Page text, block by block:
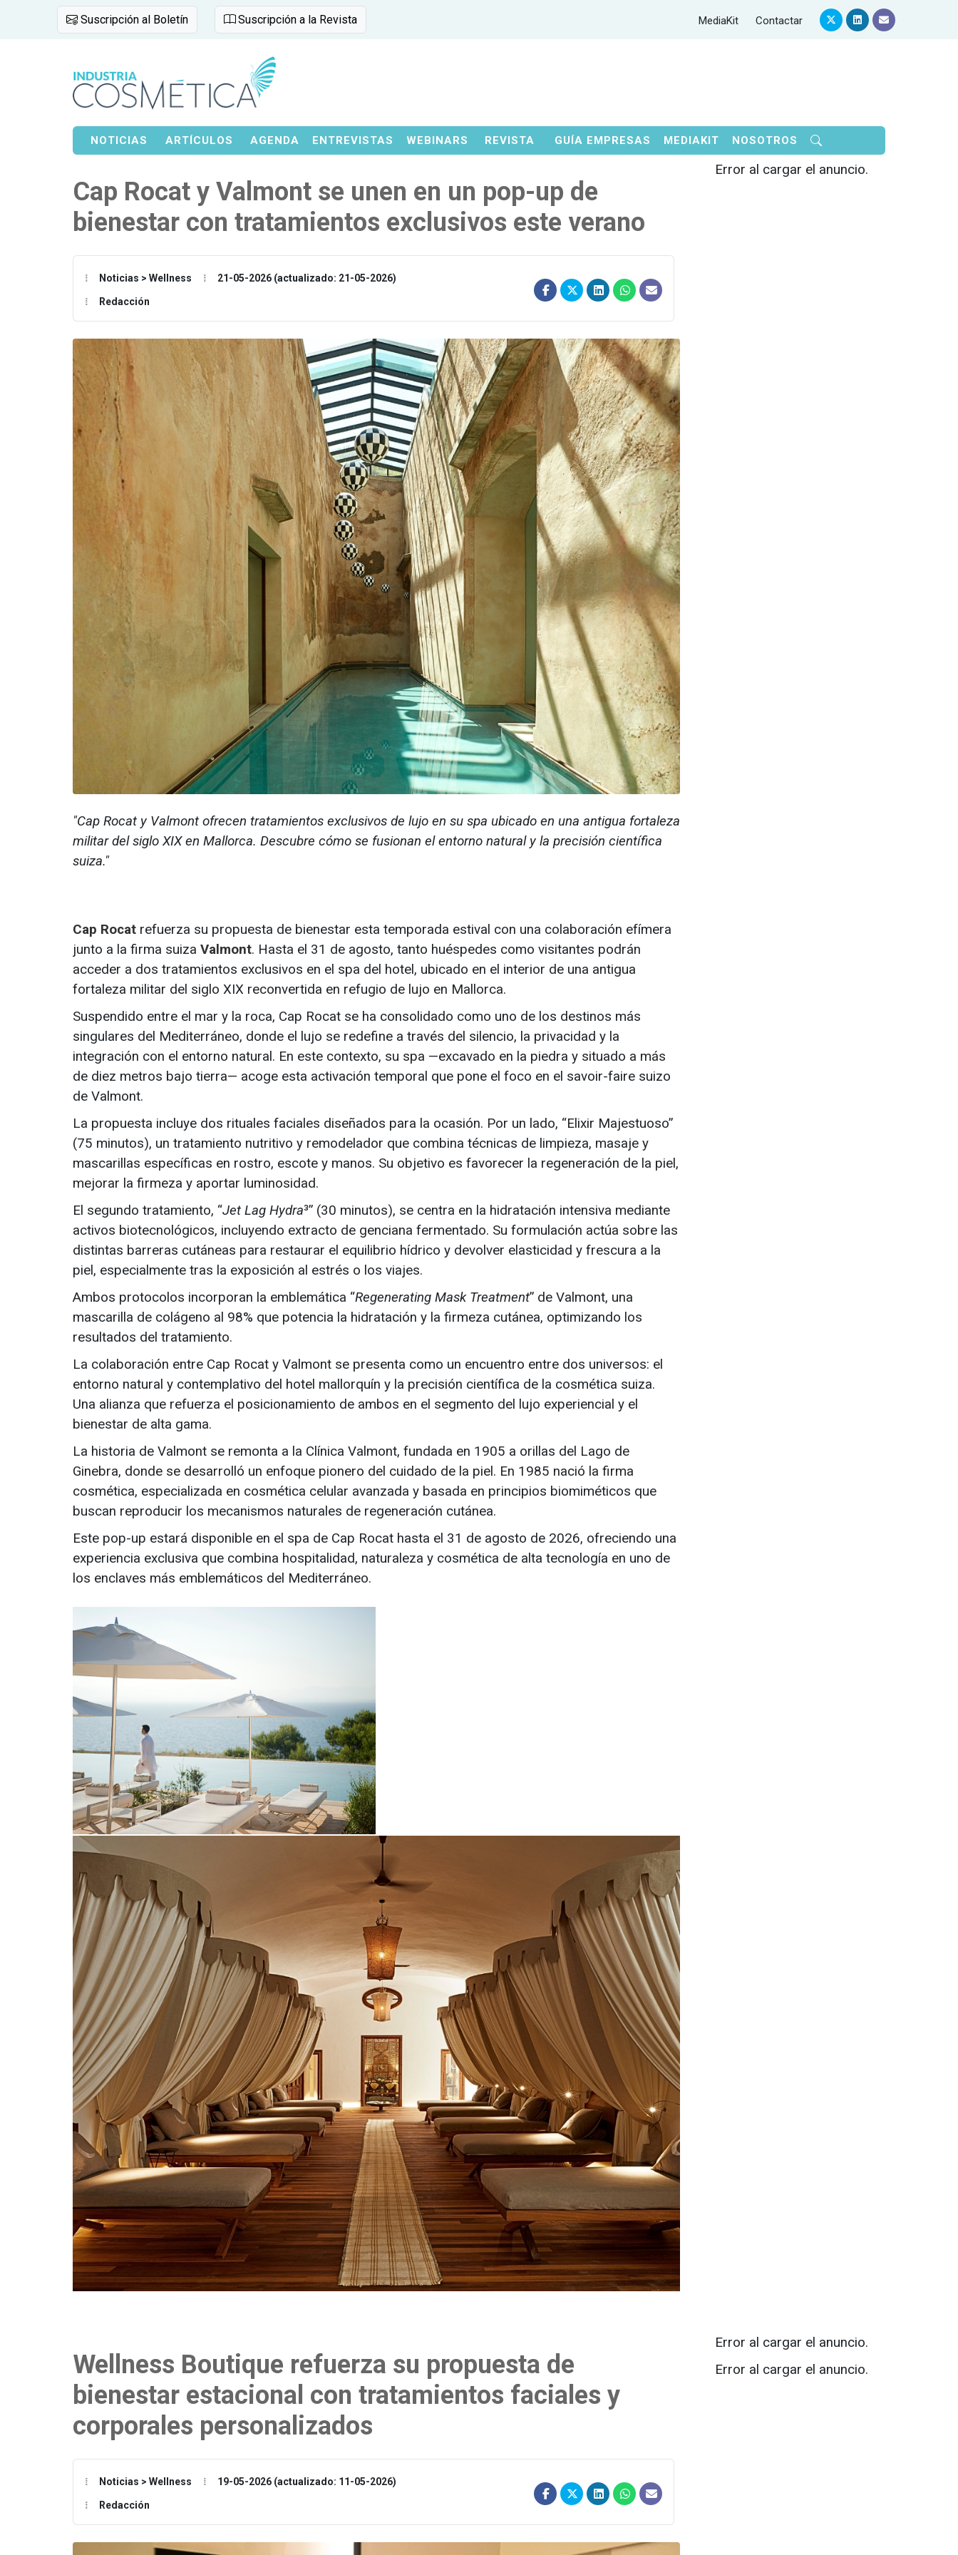
Suscripción al Boletín Suscripción a la Revista MediaKit Contactar
NOTICIAS ARTÍCULOS AGENDA ENTREVISTAS WEBINARS REVISTA GUÍA EMPRESAS MEDIAKIT NOSOTROS
Cap Rocat y Valmont se unen en un pop-up de
bienestar con tratamientos exclusivos este verano
Noticias > Wellness 21-05-2026 (actualizado: 21-05-2026)
Redacción
"Cap Rocat y Valmont ofrecen tratamientos exclusivos de lujo en su spa ubicado en una antigua fortaleza
militar del siglo XIX en Mallorca. Descubre cómo se fusionan el entorno natural y la precisión científica
suiza."
Error al cargar el anuncio.
Cap Rocat refuerza su propuesta de bienestar esta temporada estival con una colaboración efímera
junto a la firma suiza Valmont. Hasta el 31 de agosto, tanto huéspedes como visitantes podrán
acceder a dos tratamientos exclusivos en el spa del hotel, ubicado en el interior de una antigua
fortaleza militar del siglo XIX reconvertida en refugio de lujo en Mallorca.
Suspendido entre el mar y la roca, Cap Rocat se ha consolidado como uno de los destinos más
singulares del Mediterráneo, donde el lujo se redefine a través del silencio, la privacidad y la
integración con el entorno natural. En este contexto, su spa —excavado en la piedra y situado a más
de diez metros bajo tierra— acoge esta activación temporal que pone el foco en el savoir-faire suizo
de Valmont.
La propuesta incluye dos rituales faciales diseñados para la ocasión. Por un lado, “Elixir Majestuoso”
(75 minutos), un tratamiento nutritivo y remodelador que combina técnicas de limpieza, masaje y
mascarillas específicas en rostro, escote y manos. Su objetivo es favorecer la regeneración de la piel,
mejorar la firmeza y aportar luminosidad.
El segundo tratamiento, “Jet Lag Hydra³” (30 minutos), se centra en la hidratación intensiva mediante
activos biotecnológicos, incluyendo extracto de genciana fermentado. Su formulación actúa sobre las
distintas barreras cutáneas para restaurar el equilibrio hídrico y devolver elasticidad y frescura a la
piel, especialmente tras la exposición al estrés o los viajes.
Ambos protocolos incorporan la emblemática “Regenerating Mask Treatment” de Valmont, una
mascarilla de colágeno al 98% que potencia la hidratación y la firmeza cutánea, optimizando los
resultados del tratamiento.
La colaboración entre Cap Rocat y Valmont se presenta como un encuentro entre dos universos: el
entorno natural y contemplativo del hotel mallorquín y la precisión científica de la cosmética suiza.
Una alianza que refuerza el posicionamiento de ambos en el segmento del lujo experiencial y el
bienestar de alta gama.
La historia de Valmont se remonta a la Clínica Valmont, fundada en 1905 a orillas del Lago de
Ginebra, donde se desarrolló un enfoque pionero del cuidado de la piel. En 1985 nació la firma
cosmética, especializada en cosmética celular avanzada y basada en principios biomiméticos que
buscan reproducir los mecanismos naturales de regeneración cutánea.
Este pop-up estará disponible en el spa de Cap Rocat hasta el 31 de agosto de 2026, ofreciendo una
experiencia exclusiva que combina hospitalidad, naturaleza y cosmética de alta tecnología en uno de
los enclaves más emblemáticos del Mediterráneo.
Wellness Boutique refuerza su propuesta de
bienestar estacional con tratamientos faciales y
corporales personalizados
Noticias > Wellness 19-05-2026 (actualizado: 11-05-2026)
Redacción
Error al cargar el anuncio.
Error al cargar el anuncio.